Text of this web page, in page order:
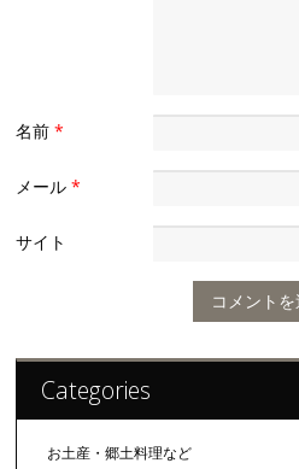
名前*
メール*
サイト
Categories
お土産・郷土料理など